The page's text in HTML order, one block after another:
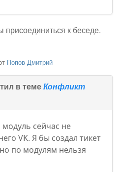
присоединиться к беседе.
Попов Дмитрий
в темеКонфликт
модуль сейчас не
VK. Я бы создал тикет
по модулям нельзя